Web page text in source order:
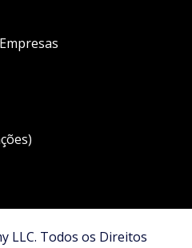
LLC. Todos os Direitos